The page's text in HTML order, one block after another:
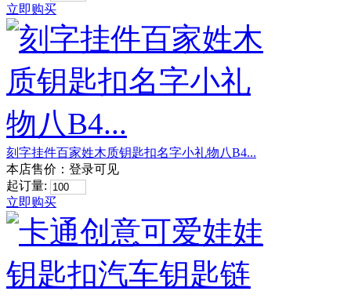
立即购买
刻字挂件百家姓木质钥匙扣名字小礼物八B4...
本店售价： 登录可见
起订量:
立即购买